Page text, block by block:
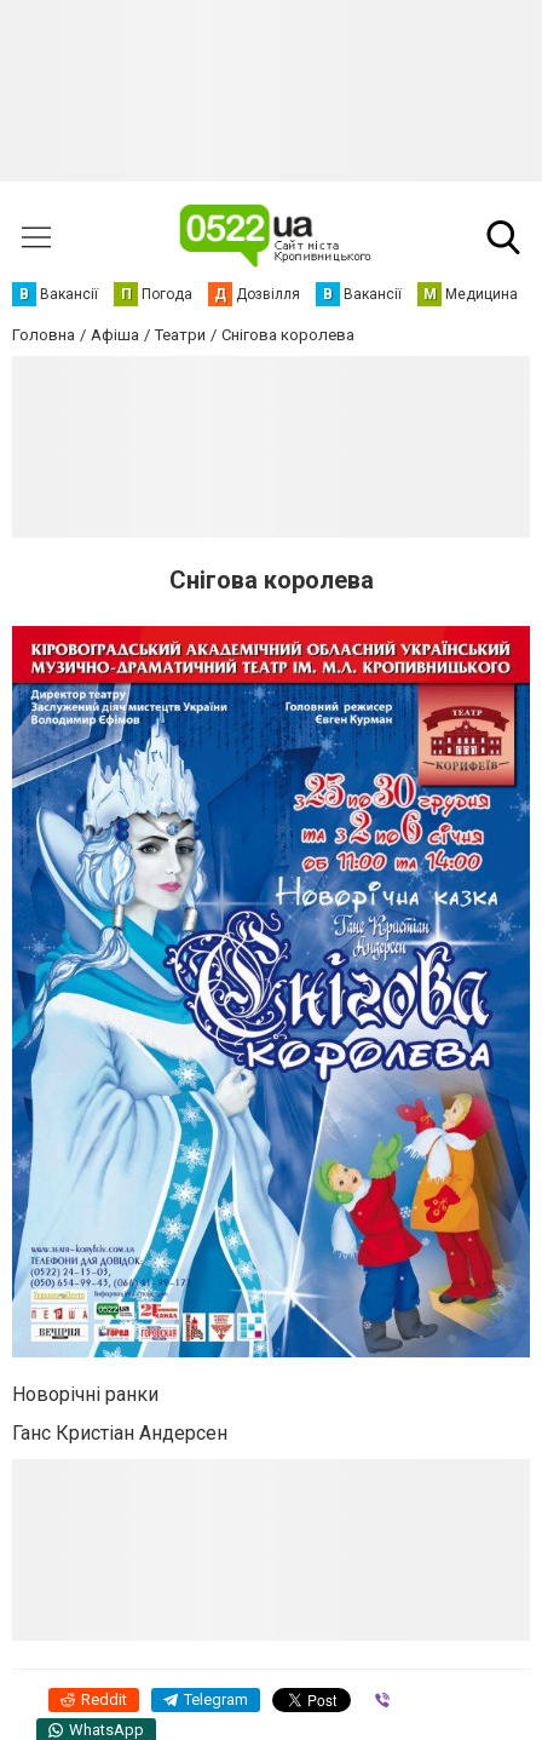
В Вакансії П Погода Д Дозвілля В Вакансії М Медицина
Головна Афіша Театри Снігова королева
Снігова королева
Новорічні ранки
Ганс Кристіан Андерсен
Reddit Telegram
WhatsApp